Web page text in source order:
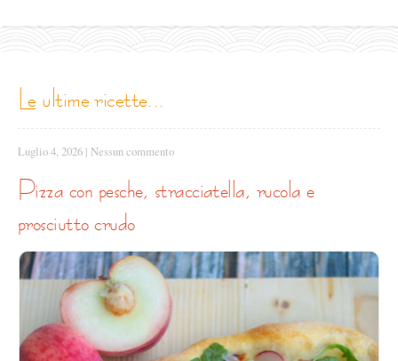
le ultime ricette...
Luglio 4, 2026 | Nessun commento
pizza con pesche, stracciatella, rucola e
prosciutto crudo